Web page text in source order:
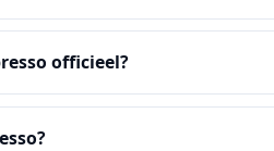
officieel?